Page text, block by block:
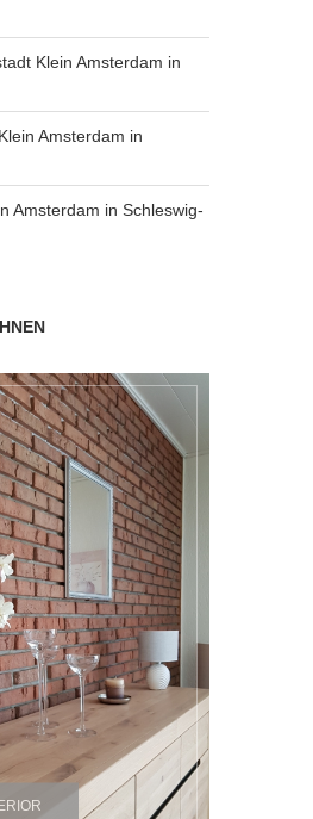
Klein Amsterdam in
Amsterdam in
Amsterdam in Schleswig-